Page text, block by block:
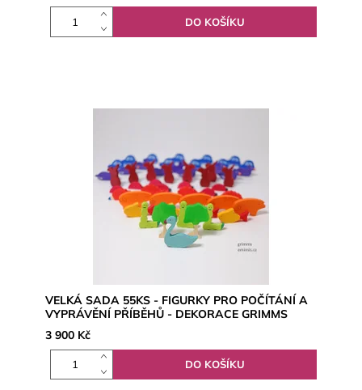
VELKÁ SADA 55KS - FIGURKY PRO POČÍTÁNÍ A
VYPRÁVĚNÍ PŘÍBĚHŮ - DEKORACE GRIMMS
3 900 Kč